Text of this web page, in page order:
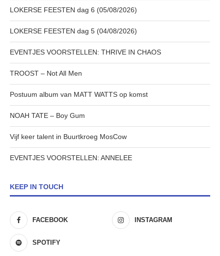
LOKERSE FEESTEN dag 6 (05/08/2026)
LOKERSE FEESTEN dag 5 (04/08/2026)
EVENTJES VOORSTELLEN: THRIVE IN CHAOS
TROOST – Not All Men
Postuum album van MATT WATTS op komst
NOAH TATE – Boy Gum
Vijf keer talent in Buurtkroeg MosCow
EVENTJES VOORSTELLEN: ANNELEE
KEEP IN TOUCH
FACEBOOK INSTAGRAM
SPOTIFY